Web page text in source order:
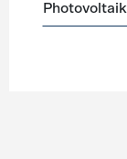
Photovoltaik